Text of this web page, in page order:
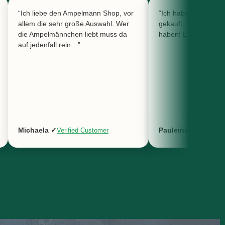
“Ich liebe den Ampelmann Shop, vor
allem die sehr große Auswahl. Wer
die Ampelmännchen liebt muss da
auf jedenfall rein…”
Michaela ✓Verified Customer
“Ich habe diese
gekauft, die mir
haben! Ein tolles
Pauleinsk ✓